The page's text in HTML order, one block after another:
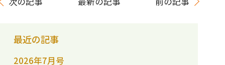
最近の記事
2026年7月号